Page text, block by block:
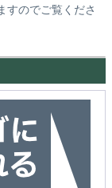
すのでご覧くださ